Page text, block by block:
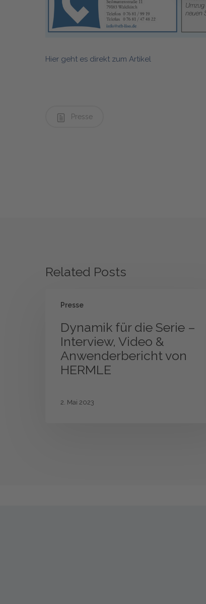
Hier geht es direkt zum Artikel
Presse
Related Posts
Presse
Serie
Interview,
Video
Dynamik für die Serie –
Interview, Video &
Anwenderbericht von
HERMLE
2. Mai 2023